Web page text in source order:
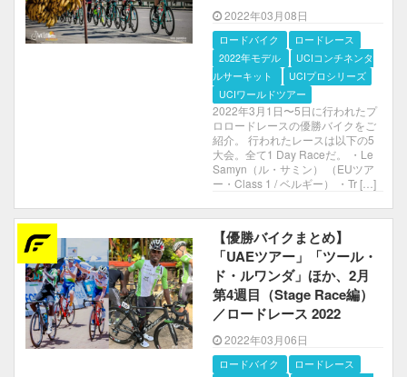
2022年03月08日
ロードバイク
ロードレース
2022年モデル
UCIコンチネンタルサー
キット
UCIプロシリーズ
UCIワールドツアー
2022年3月1日〜5日に行われたプ
ロロードレースの優勝バイクをご
紹介。 行われたレースは以下の5
大会。全て1 Day Raceだ。 ・Le
Samyn（ル・サミン） （EUツア
ー・Class 1 / ベルギー） ・Tr […]
【優勝バイクまとめ】
「UAEツアー」「ツール・
ド・ルワンダ」ほか、2月
第4週目（Stage Race編）
／ロードレース 2022
2022年03月06日
ロードバイク
ロードレース